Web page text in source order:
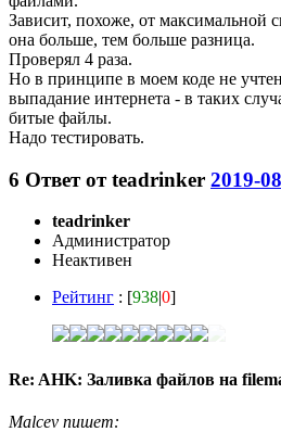
Зависит, похоже, от максимальной
она больше, тем больше разница.
Проверял 4 раза.
Но в принципе в моем коде не
выпадание интернета - в таких
битые файлы.
Надо тестировать.
6 Ответ отteadrinker 2019-
teadrinker
Администратор
Неактивен
Рейтинг : [938|0]
Re: AHK: Заливка файлов на
Malcev пишет: